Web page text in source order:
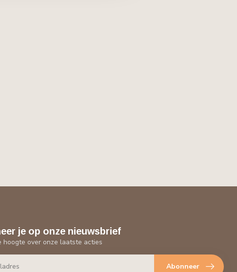
je op onze nieuwsbrief
hoogte over onze laatste acties
Abonneer